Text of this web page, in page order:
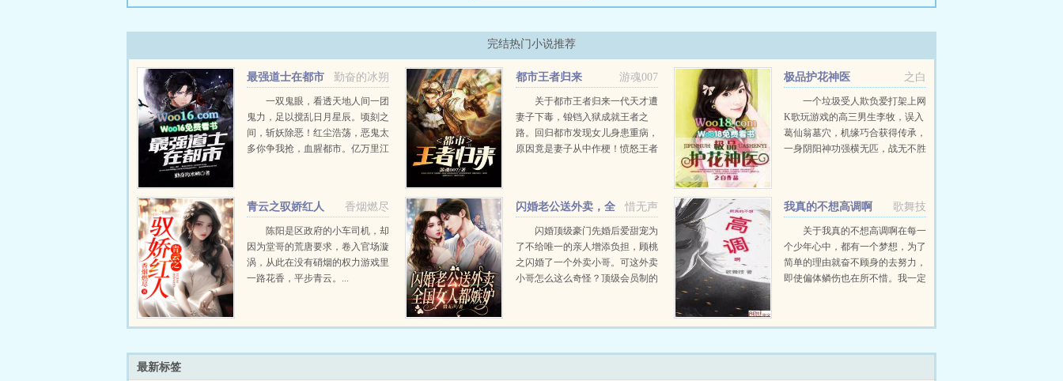
完结热门小说推荐
勤奋的冰朔
最强道士在都市
一双鬼眼，看透天地人间一团
鬼力，足以搅乱日月星辰。顷刻之
间，斩妖除恶！红尘浩荡，恶鬼太
多你争我抢，血腥都市。亿万里江
最传奇的故事，最浩瀚的...
游魂007
都市王者归来
关于都市王者归来一代天才遭
妻子下毒，锒铛入狱成就王者之
路。回归都市发现女儿身患重病，
原因竟是妻子从中作梗！愤怒王者
之白
极品护花神医
一个垃圾受人欺负爱打架上网
K歌玩游戏的高三男生李牧，误入
葛仙翁墓穴，机缘巧合获得传承，
一身阴阳神功强横无匹，战无不胜
期待您的支持！精↑彩↓收║...
香烟燃尽
青云之驭娇红人
陈阳是区政府的小车司机，却
因为堂哥的荒唐要求，卷入官场漩
涡，从此在没有硝烟的权力游戏里
一路花香，平步青云。...
惜无声
闪婚老公送外卖，全
国女人都嫉妒
闪婚顶级豪门先婚后爱甜宠为
了不给唯一的亲人增添负担，顾桃
之闪婚了一个外卖小哥。可这外卖
小哥怎么这么奇怪？顶级会员制的
唤。...
歌舞技
我真的不想高调啊
关于我真的不想高调啊在每一
个少年心中，都有一个梦想，为了
简单的理由就奋不顾身的去努力，
即使偏体鳞伤也在所不惜。我一定
最新标签